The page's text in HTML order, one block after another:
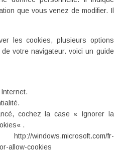
que vous venez de modifier. Il
les cookies, plusieurs options
votre navigateur. voici un guide
cochez la case « Ignorer la
.
fr-
allow-cookies